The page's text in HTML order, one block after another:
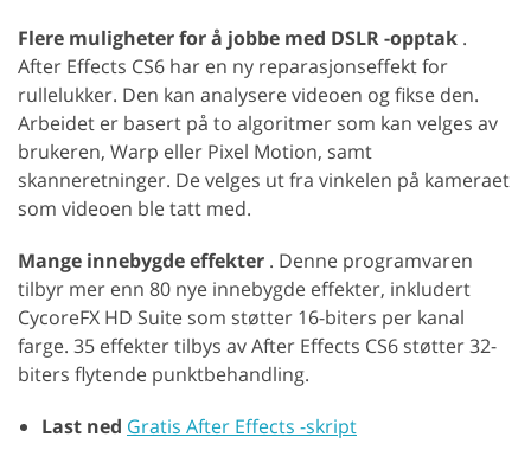
Flere muligheter for å jobbe med DSLR -opptak .
After Effects CS6 har en ny reparasjonseffekt for
rullelukker. Den kan analysere videoen og fikse den.
Arbeidet er basert på to algoritmer som kan velges av
brukeren, Warp eller Pixel Motion, samt
skanneretninger. De velges ut fra vinkelen på kameraet
som videoen ble tatt med.
Mange innebygde effekter . Denne programvaren
tilbyr mer enn 80 nye innebygde effekter, inkludert
CycoreFX HD Suite som støtter 16-biters per kanal
farge. 35 effekter tilbys av After Effects CS6 støtter 32-
biters flytende punktbehandling.
Last ned Gratis After Effects -skript